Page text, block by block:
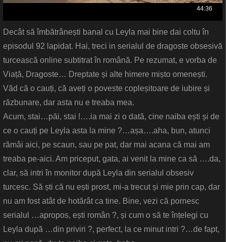
Decât să îmbătrânești banal cu Leyla mai bine dai coltu în
episodul 92 lapidat. Hai, treci in serialul de dragoste obsesivă
turcească online subtitrat în română. Pe rezumat, e vorba de
Viață, Dragoste… Dreptate și alte himere mișto omenești.
Văd că o cauți, că aveți o poveste copleșitoare de iubire și
răzbunare, dar asta nu e treaba mea.
Acum, stai…păi, stai !….ia mai zi o dată, cine naiba ești și de
ce o cauți pe Leyla asta la mine ?…așa….aha, bun, atunci
rămâi aici, pe scaun, sau pe pat, dar mai acana că mai am
treaba pe-aici. Am priceput, gata, ai venit la mine ca să ….da,
clar, să intri în monitor după Leyla din serialul obsesiv
turcesc. Să ști că nu ești prost, mi-a trecut și mie prin cap, dar
nu am fost atât de hotărât ca tine. Bine, vezi că pornesc
serialul …apropos, ești român ?, și cum o să te înțelegi cu
Leyla după …din priviri ?, perfect, la ce minut intri ?…de fapt,